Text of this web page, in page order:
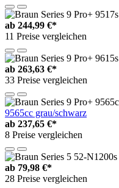
ab 244,99 €*
11 Preise vergleichen
ab 263,63 €*
33 Preise vergleichen
9565cc grau/schwarz
ab 237,65 €*
8 Preise vergleichen
ab 79,98 €*
28 Preise vergleichen